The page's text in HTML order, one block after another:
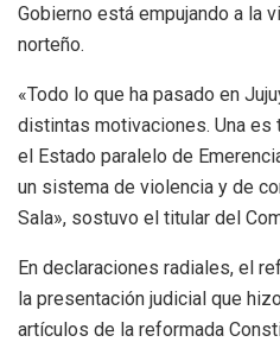
Gobierno está empujando a la
norteño.
«Todo lo que ha pasado en
distintas motivaciones. Una es
el Estado paralelo de
un sistema de violencia y de
Sala», sostuvo el titular del
En declaraciones radiales, el
la presentación judicial que
artículos de la reformada